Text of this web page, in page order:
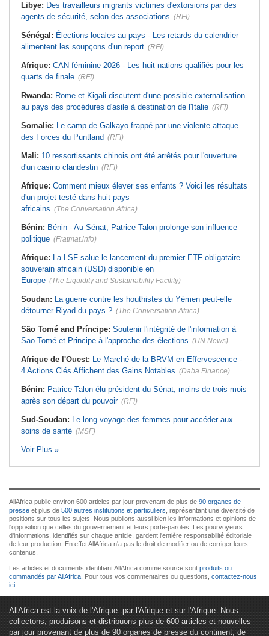
Libye: Des travailleurs migrants victimes d'extorsions par des
agents de sécurité, selon des associations (RFI)
Sénégal: Élections locales au pays - Les retards du calendrier
alimentent les soupçons d'un report (RFI)
Afrique: CAN féminine 2026 - Les huit nations qualifiés pour les
quarts de finale (RFI)
Rwanda: Rome et Kigali discutent d'une possible externalisation
au pays des procédures d'asile à destination de l'Italie (RFI)
Somalie: Le camp de Galkayo frappé par une violente attaque
des Forces du Puntland (RFI)
Mali: 10 ressortissants chinois ont été arrêtés pour l'ouverture
d'un casino clandestin (RFI)
Afrique: Comment mieux élever ses enfants ? Voici les résultats
d'un projet testé dans huit pays
africains (The Conversation Africa)
Bénin: Bénin - Au Sénat, Patrice Talon prolonge son influence
politique (Fratmat.info)
Afrique: La LSF salue le lancement du premier ETF obligataire
souverain africain (USD) disponible en
Europe (The Liquidity and Sustainability Facility)
Soudan: La guerre contre les houthistes du Yémen peut-elle
détourner Riyad du pays ? (The Conversation Africa)
São Tomé and Príncipe: Soutenir l'intégrité de l'information à
Sao Tomé-et-Principe à l'approche des élections (UN News)
Afrique de l'Ouest: Le Marché de la BRVM en Effervescence -
4 Actions Clés Affichent des Gains Notables (Daba Finance)
Bénin: Patrice Talon élu président du Sénat, moins de trois mois
après son départ du pouvoir (RFI)
Sud-Soudan: Le long voyage des femmes pour accéder aux
soins de santé (MSF)
Voir Plus »
AllAfrica publie environ 600 articles par jour provenant de plus de 90 organes de
presse et plus de 500 autres institutions et particuliers , représentant une diversité de
positions sur tous les sujets. Nous publions aussi bien les informations et opinions de
l'opposition que celles du gouvernement et leurs porte-paroles. Les pourvoyeurs
d'informations, identifiés sur chaque article, gardent l'entière responsabilité éditoriale
de leur production. En effet AllAfrica n'a pas le droit de modifier ou de corriger leurs
contenus.
Les articles et documents identifiant AllAfrica comme source sont produits ou
commandés par AllAfrica . Pour tous vos commentaires ou questions, contactez-nous
ici
AllAfrica est la voix de l'Afrique. par l'Afrique et sur l'Afrique. Nous
collectons, produisons et distribuons plus de 600 articles et nouvelles
par jour provenant de plus de 90 organes de presse du continent, de